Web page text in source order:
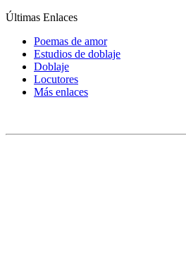
Últimas Enlaces
Poemas de amor
Estudios de doblaje
Doblaje
Locutores
Más enlaces